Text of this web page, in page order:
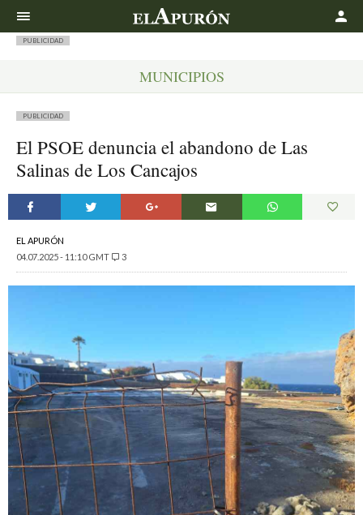
PUBLICIDAD
MUNICIPIOS
PUBLICIDAD
El PSOE denuncia el abandono de Las
Salinas de Los Cancajos
EL APURÓN
04.07.2025 - 11:10 GMT
3